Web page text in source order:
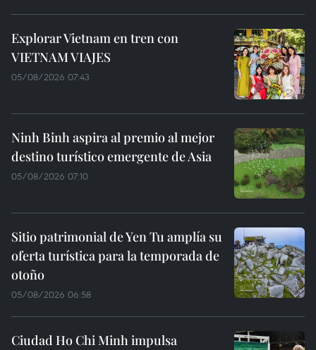
Explorar Vietnam en tren con
VIETNAM VIAJES
05/08/2026 07:43
Ninh Binh aspira al premio al mejor
destino turístico emergente de Asia
05/08/2026 07:10
Sitio patrimonial de Yen Tu amplía su
oferta turística para la temporada de
otoño
05/08/2026 06:58
Ciudad Ho Chi Minh impulsa